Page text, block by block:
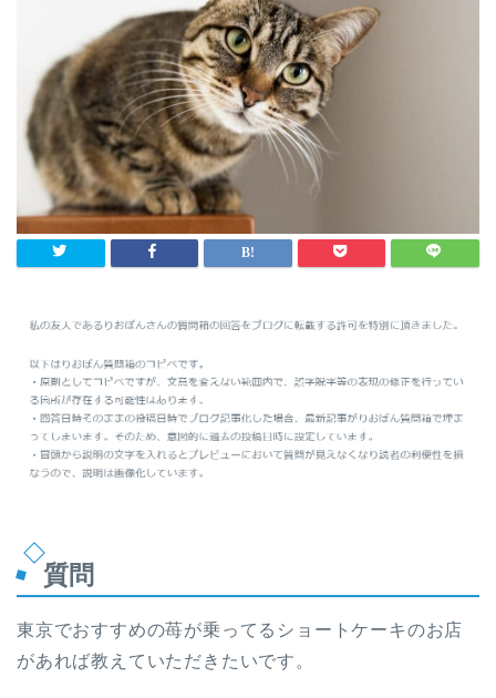
質問
東京でおすすめの苺が乗ってるショートケーキのお店
があれば教えていただきたいです。